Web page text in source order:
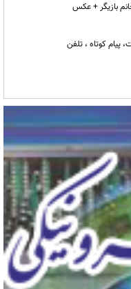
بازیگر + عکس
پیام کوتاه ، تلفن